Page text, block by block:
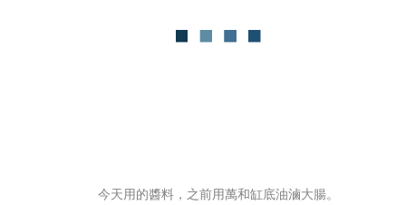
今天用的醬料，之前用萬和缸底油滷大腸。